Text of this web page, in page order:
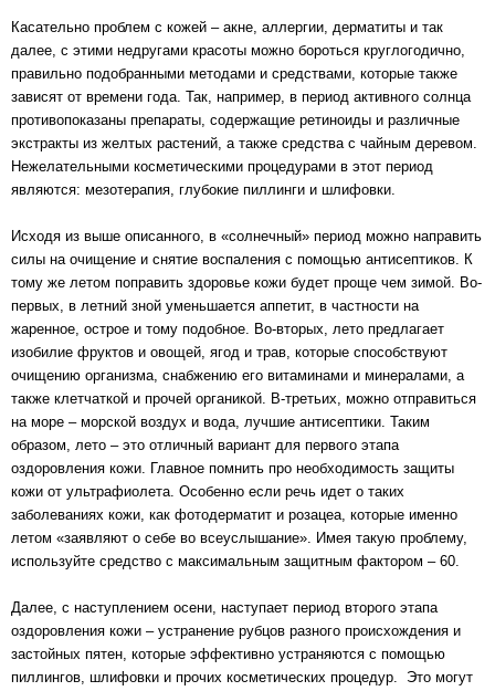
Касательно проблем с кожей – акне, аллергии, дерматиты и так
далее, с этими недругами красоты можно бороться круглогодично,
правильно подобранными методами и средствами, которые также
зависят от времени года. Так, например, в период активного солнца
противопоказаны препараты, содержащие ретиноиды и различные
экстракты из желтых растений, а также средства с чайным деревом.
Нежелательными косметическими процедурами в этот период
являются: мезотерапия, глубокие пиллинги и шлифовки.
Исходя из выше описанного, в «солнечный» период можно направить
силы на очищение и снятие воспаления с помощью антисептиков. К
тому же летом поправить здоровье кожи будет проще чем зимой. Во-
первых, в летний зной уменьшается аппетит, в частности на
жаренное, острое и тому подобное. Во-вторых, лето предлагает
изобилие фруктов и овощей, ягод и трав, которые способствуют
очищению организма, снабжению его витаминами и минералами, а
также клетчаткой и прочей органикой. В-третьих, можно отправиться
на море – морской воздух и вода, лучшие антисептики. Таким
образом, лето – это отличный вариант для первого этапа
оздоровления кожи. Главное помнить про необходимость защиты
кожи от ультрафиолета. Особенно если речь идет о таких
заболеваниях кожи, как фотодерматит и розацеа, которые именно
летом «заявляют о себе во всеуслышание». Имея такую проблему,
используйте средство с максимальным защитным фактором – 60.
Далее, с наступлением осени, наступает период второго этапа
оздоровления кожи – устранение рубцов разного происхождения и
застойных пятен, которые эффективно устраняются с помощью
пиллингов, шлифовки и прочих косметических процедур. Это могут